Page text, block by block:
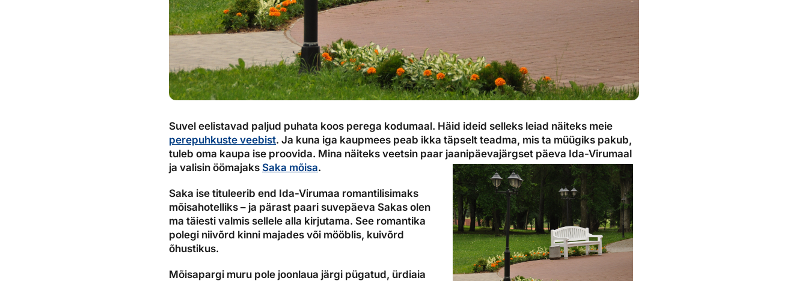
Suvel eelistavad paljud puhata koos perega kodumaal. Häid ideid selleks leiad näiteks meie
perepuhkuste veebist. Ja kuna iga kaupmees peab ikka täpselt teadma, mis ta müügiks pakub,
tuleb oma kaupa ise proovida. Mina näiteks veetsin paar jaanipäevajärgset päeva Ida-Virumaal
ja valisin öömajaks Saka mõisa.
Saka ise tituleerib end Ida-Virumaa romantilisimaks
mõisahotelliks – ja pärast paari suvepäeva Sakas olen
ma täiesti valmis sellele alla kirjutama. See romantika
polegi niivõrd kinni majades või mööblis, kuivõrd
õhustikus.
Mõisapargi muru pole joonlaua järgi pügatud, ürdiaia